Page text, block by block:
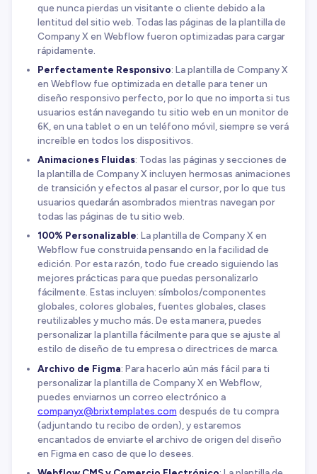
que nunca pierdas un visitante o cliente debido a la
lentitud del sitio web. Todas las páginas de la plantilla de
Company X en Webflow fueron optimizadas para cargar
rápidamente.
Perfectamente Responsivo: La plantilla de Company X
en Webflow fue optimizada en detalle para tener un
diseño responsivo perfecto, por lo que no importa si tus
usuarios están navegando tu sitio web en un monitor de
6K, en una tablet o en un teléfono móvil, siempre se verá
increíble en todos los dispositivos.
Animaciones Fluidas: Todas las páginas y secciones de
la plantilla de Company X incluyen hermosas animaciones
de transición y efectos al pasar el cursor, por lo que tus
usuarios quedarán asombrados mientras navegan por
todas las páginas de tu sitio web.
100% Personalizable: La plantilla de Company X en
Webflow fue construida pensando en la facilidad de
edición. Por esta razón, todo fue creado siguiendo las
mejores prácticas para que puedas personalizarlo
fácilmente. Estas incluyen: símbolos/componentes
globales, colores globales, fuentes globales, clases
reutilizables y mucho más. De esta manera, puedes
personalizar la plantilla fácilmente para que se ajuste al
estilo de diseño de tu empresa o directrices de marca.
Archivo de Figma: Para hacerlo aún más fácil para ti
personalizar la plantilla de Company X en Webflow,
puedes enviarnos un correo electrónico a
companyx@brixtemplates.com después de tu compra
(adjuntando tu recibo de orden), y estaremos
encantados de enviarte el archivo de origen del diseño
en Figma en caso de que lo desees.